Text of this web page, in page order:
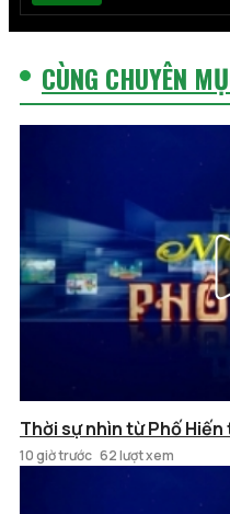
CÙNG CHUYÊN
Thời sự nhìn từ Phố
10 giờ trước 62 lượt xem